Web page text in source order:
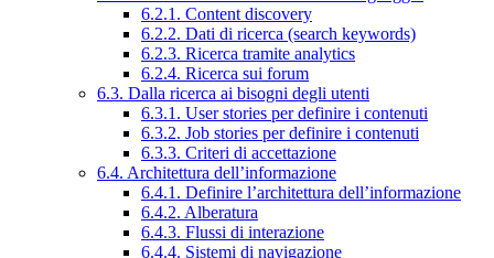
6.2.1. Content discovery
6.2.2. Dati di ricerca (search keywords)
6.2.3. Ricerca tramite analytics
6.2.4. Ricerca sui forum
6.3. Dalla ricerca ai bisogni degli utenti
6.3.1. User stories per definire i contenuti
6.3.2. Job stories per definire i contenuti
6.3.3. Criteri di accettazione
6.4. Architettura dell’informazione
6.4.1. Definire l’architettura dell’informazione
6.4.2. Alberatura
6.4.3. Flussi di interazione
6.4.4. Sistemi di navigazione